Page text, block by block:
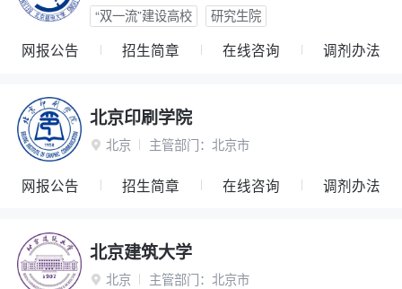
“双一流”建设高校
研究生院
网报公告 招生简章 在线咨询 调剂办法
北京印刷学院
 北京 主管部门： 北京市
网报公告 招生简章 在线咨询 调剂办法
北京建筑大学
 北京 主管部门： 北京市